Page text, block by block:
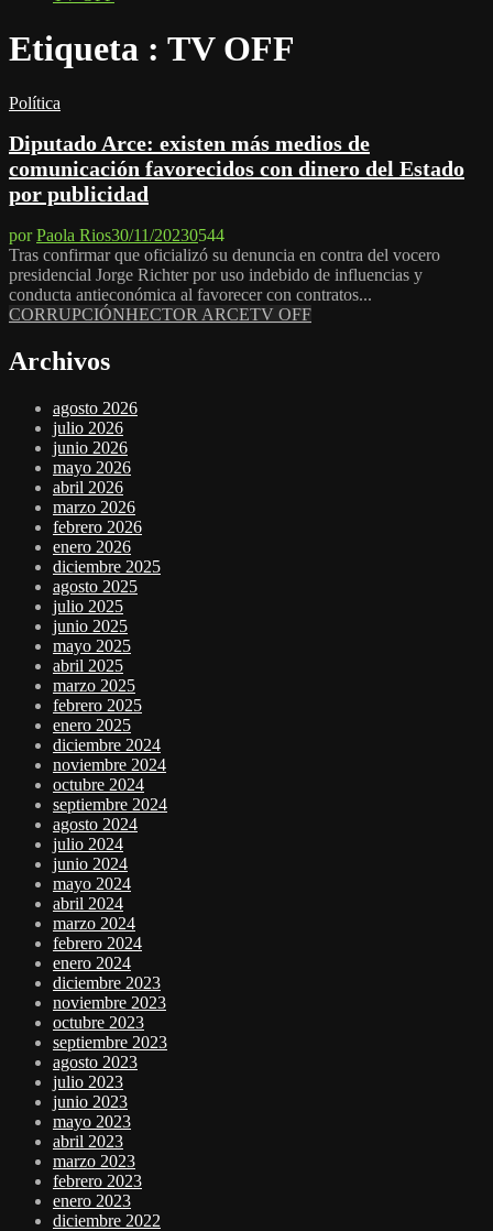
Etiqueta : TV OFF
Política
Diputado Arce: existen más medios de
comunicación favorecidos con dinero del Estado
por publicidad
porPaola Rios30/11/20230544
Tras confirmar que oficializó su denuncia en contra del vocero
presidencial Jorge Richter por uso indebido de influencias y
conducta antieconómica al favorecer con contratos...
CORRUPCIÓNHECTOR ARCETV OFF
Archivos
agosto 2026
julio 2026
junio 2026
mayo 2026
abril 2026
marzo 2026
febrero 2026
enero 2026
diciembre 2025
agosto 2025
julio 2025
junio 2025
mayo 2025
abril 2025
marzo 2025
febrero 2025
enero 2025
diciembre 2024
noviembre 2024
octubre 2024
septiembre 2024
agosto 2024
julio 2024
junio 2024
mayo 2024
abril 2024
marzo 2024
febrero 2024
enero 2024
diciembre 2023
noviembre 2023
octubre 2023
septiembre 2023
agosto 2023
julio 2023
junio 2023
mayo 2023
abril 2023
marzo 2023
febrero 2023
enero 2023
diciembre 2022